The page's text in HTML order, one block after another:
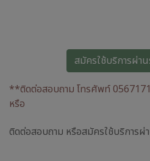
สมัครใช้บริการผ่า
**ติดต่อสอบถาม โทรศัพท์
หรือ
ติดต่อสอบถาม หรือสมัครใช้บริการผ่